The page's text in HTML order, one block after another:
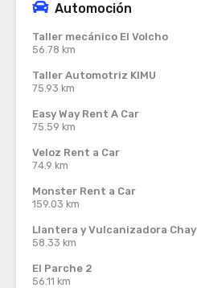
Automoción
Taller mecánico El Volcho
56.78 km
Taller Automotriz KIMU
75.93 km
Easy Way Rent A Car
75.59 km
Veloz Rent a Car
74.9 km
Monster Rent a Car
159.03 km
Llantera y Vulcanizadora Chay
58.33 km
El Parche 2
56.11 km